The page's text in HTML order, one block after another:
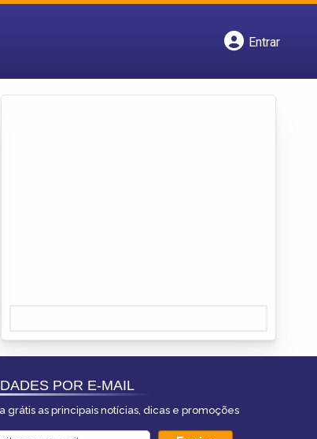
Entrar
POR E-MAIL
grátis as principais notícias, dicas e promoções